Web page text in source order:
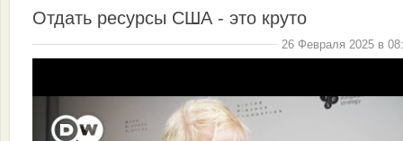
Отдать ресурсы США - это круто
26 Февраля 2025 в